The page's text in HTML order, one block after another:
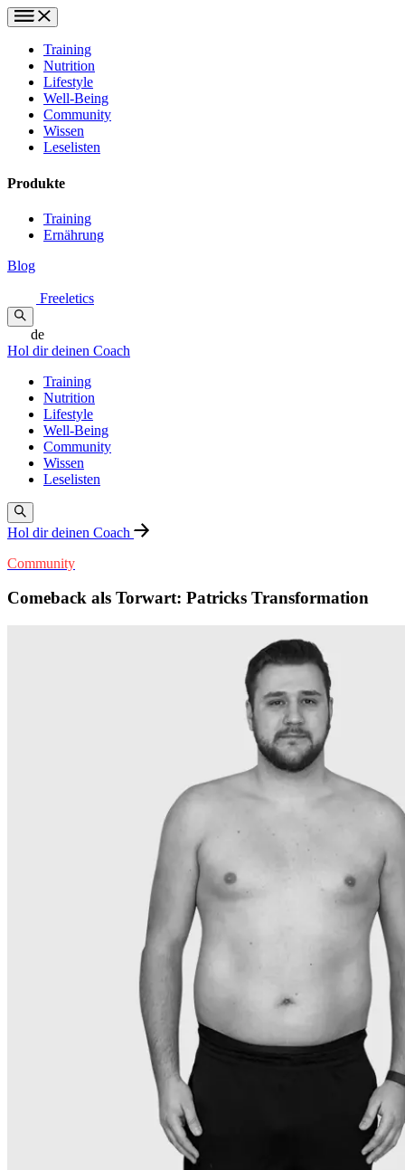
Training
Nutrition
Lifestyle
Well-Being
Community
Wissen
Leselisten
Produkte
Training
Ernährung
Blog
Freeletics
de
Hol dir deinen Coach
Training
Nutrition
Lifestyle
Well-Being
Community
Wissen
Leselisten
Hol dir deinen Coach
Community
Comeback als Torwart: Patricks Transformation